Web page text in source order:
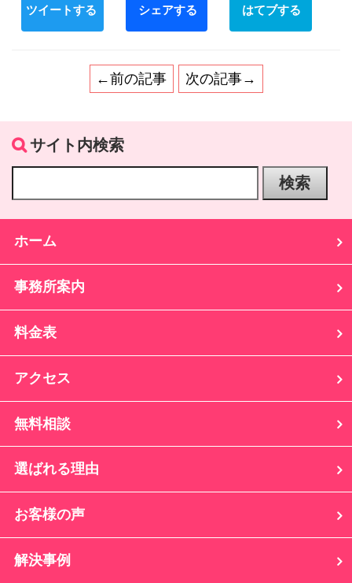
Twitter Facebook
←前の記事 次の記事→
サイト内検索
ホーム
事務所案内
料金表
アクセス
無料相談
選ばれる理由
お客様の声
解決事例